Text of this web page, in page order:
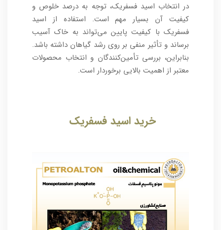
در انتخاب اسید فسفریک، توجه به درصد خلوص و
کیفیت آن بسیار مهم است. استفاده از اسید
فسفریک با کیفیت پایین می‌تواند به خاک آسیب
برساند و تأثیر منفی بر روی رشد گیاهان داشته باشد.
بنابراین، بررسی تأمین‌کنندگان و انتخاب محصولات
معتبر از اهمیت بالایی برخوردار است.
خرید اسید فسفریک